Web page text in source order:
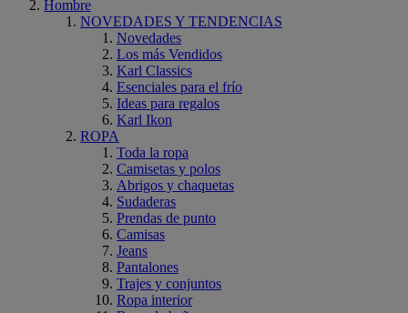
Hombre
NOVEDADES Y TENDENCIAS
Novedades
Los más Vendidos
Karl Classics
Esenciales para el frío
Ideas para regalos
Karl Ikon
ROPA
Toda la ropa
Camisetas y polos
Abrigos y chaquetas
Sudaderas
Prendas de punto
Camisas
Jeans
Pantalones
Trajes y conjuntos
Ropa interior